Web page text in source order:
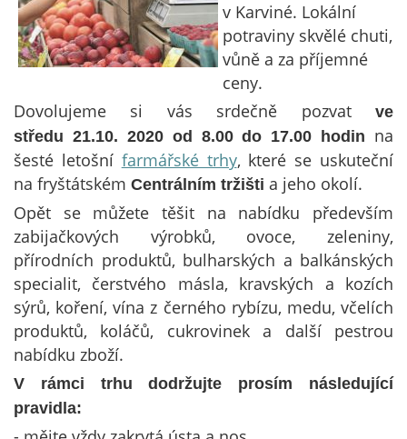
v Karviné. Lokální
potraviny skvělé chuti,
vůně a za příjemné
ceny.
Dovolujeme si vás srdečně pozvat ve
středu 21.10. 2020 od 8.00 do 17.00 hodin na
šesté letošní farmářské trhy, které se uskuteční
na fryštátském Centrálním tržišti a jeho okolí.
Opět se můžete těšit na nabídku především
zabijačkových výrobků, ovoce, zeleniny,
přírodních produktů, bulharských a balkánských
specialit, čerstvého másla, kravských a kozích
sýrů, koření, vína z černého rybízu, medu, včelích
produktů, koláčů, cukrovinek a další pestrou
nabídku zboží.
V rámci trhu dodržujte prosím následující
pravidla: